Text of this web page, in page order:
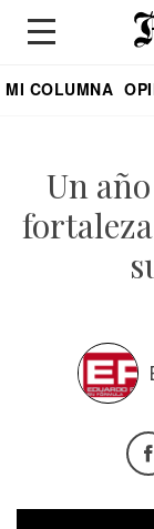
MI COLUMNA
Un